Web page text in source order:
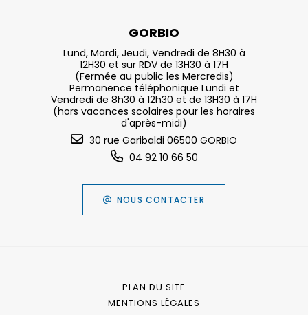
GORBIO
Lund, Mardi, Jeudi, Vendredi de 8H30 à
12H30 et sur RDV de 13H30 à 17H
(Fermée au public les Mercredis)
Permanence téléphonique Lundi et
Vendredi de 8h30 à 12h30 et de 13H30 à 17H
(hors vacances scolaires pour les horaires
d'après-midi)
30 rue Garibaldi 06500 GORBIO
04 92 10 66 50
NOUS CONTACTER
PLAN DU SITE
MENTIONS LÉGALES